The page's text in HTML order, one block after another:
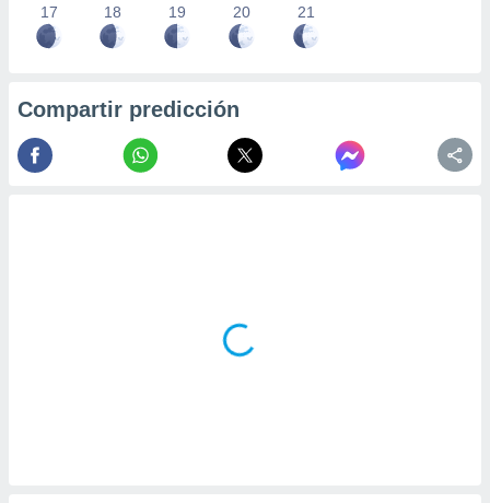
17 18 19 20 21
Compartir predicción